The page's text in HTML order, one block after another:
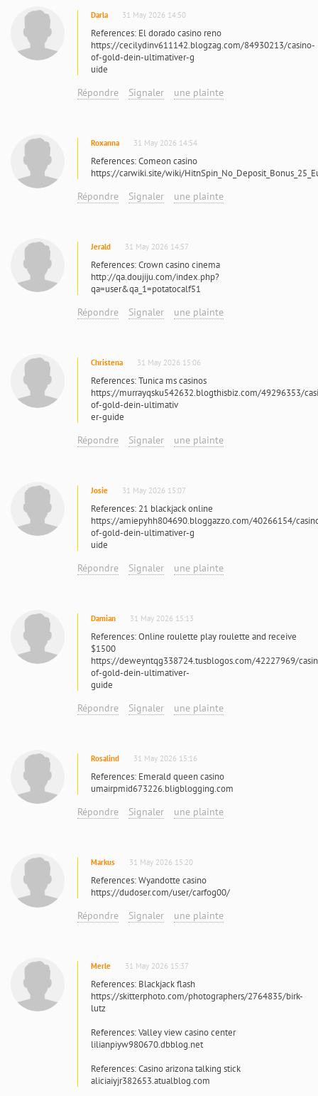
Darla 31 May 2026 14:50
References: El dorado casino reno
https://cecilydinv611142.blogzag.com/84930213/casino-
of-gold-dein-ultimativer-g
uide
Répondre Signaler une plainte
Roxanna 31 May 2026 14:54
References: Comeon casino
https://carwiki.site/wiki/
Répondre Signaler une plainte
Jerald 31 May 2026 14:57
References: Crown casino cinema
http://qa.doujiju.com/index.php?
qa=user&qa_1=potatocalf51
Répondre Signaler une plainte
Christena 31 May 2026 15:06
References: Tunica ms casinos
https://murrayqsku542632.blogthisbiz.com/49296353/
of-gold-dein-ultimativ
er-guide
Répondre Signaler une plainte
Josie 31 May 2026 15:07
References: 21 blackjack online
https://amiepyhh804690.bloggazzo.com/40266154/
of-gold-dein-ultimativer-g
uide
Répondre Signaler une plainte
Damian 31 May 2026 15:13
References: Online roulette play roulette and receive
$1500
https://deweyntqg338724.tusblogos.com/42227969/
of-gold-dein-ultimativer-
guide
Répondre Signaler une plainte
Rosalind 31 May 2026 15:16
References: Emerald queen casino
umairpmid673226.bligblogging.com
Répondre Signaler une plainte
Markus 31 May 2026 15:20
References: Wyandotte casino
https://dudoser.com/user/carfog00/
Répondre Signaler une plainte
Merle 31 May 2026 15:37
References: Blackjack flash
https://skitterphoto.com/photographers/2764835/birk-
lutz
References: Valley view casino center
lilianpiyw980670.dbblog.net
References: Casino arizona talking stick
aliciaiyjr382653.atualblog.com